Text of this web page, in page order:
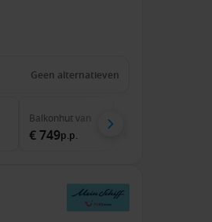
Geen alternatieven
Balkonhutvan
€ 749p.p.